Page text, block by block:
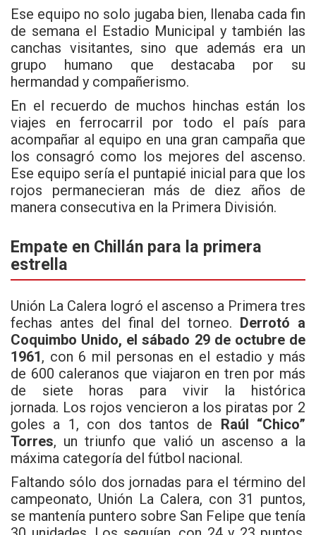
Ese equipo no solo jugaba bien, llenaba cada fin
de semana el Estadio Municipal y también las
canchas visitantes, sino que además era un
grupo humano que destacaba por su
hermandad y compañerismo.
En el recuerdo de muchos hinchas están los
viajes en ferrocarril por todo el país para
acompañar al equipo en una gran campaña que
los consagró como los mejores del ascenso.
Ese equipo sería el puntapié inicial para que los
rojos permanecieran más de diez años de
manera consecutiva en la Primera División.
Empate en Chillán para la primera
estrella
Unión La Calera logró el ascenso a Primera tres
fechas antes del final del torneo. Derrotó a
Coquimbo Unido, el sábado 29 de octubre de
1961, con 6 mil personas en el estadio y más
de 600 caleranos que viajaron en tren por más
de siete horas para vivir la histórica
jornada. Los rojos vencieron a los piratas por 2
goles a 1, con dos tantos de Raúl “Chico”
Torres, un triunfo que valió un ascenso a la
máxima categoría del fútbol nacional.
Faltando sólo dos jornadas para el término del
campeonato, Unión La Calera, con 31 puntos,
se mantenía puntero sobre San Felipe que tenía